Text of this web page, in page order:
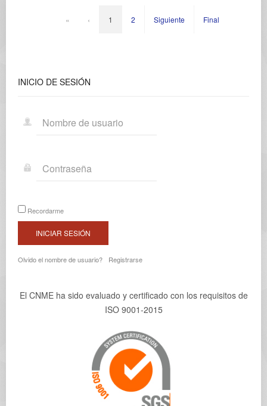
« ‹ 1 2 Siguiente Final
INICIO DE SESIÓN
Recordarme
INICIAR SESIÓN
Olvido el nombre de usuario? Registrarse
El CNME ha sido evaluado y certificado con los requisitos de
ISO 9001-2015